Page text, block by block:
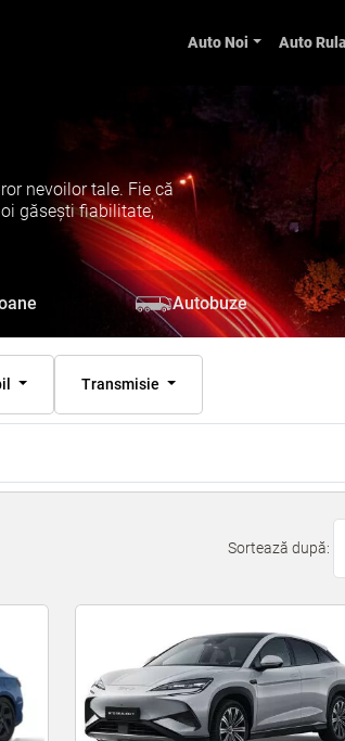
Auto Noi Auto
nevoilor tale. Fie că
găsești fiabilitate,
Autobuze
Transmisie
Sortează după: